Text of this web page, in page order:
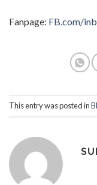
Fanpage: FB.com/
This entry was posted in